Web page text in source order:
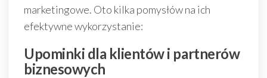
marketingowe. Oto kilka pomysłów na ich
efektywne wykorzystanie:
Upominki dla klientów i partnerów
biznesowych